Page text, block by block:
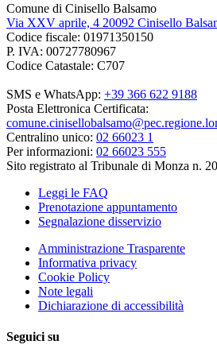
Comune di Cinisello Balsamo
Via XXV aprile, 4 20092 Cinisello
Codice fiscale: 01971350150
P. IVA: 00727780967
Codice Catastale: C707
SMS e WhatsApp: +39 366 622 9188
Posta Elettronica Certificata:
Centralino unico: 02 66023 1
Per informazioni: 02 66023 555
Sito registrato al Tribunale di Monza n.
Leggi le FAQ
Prenotazione appuntamento
Segnalazione disservizio
Amministrazione Trasparente
Informativa privacy
Cookie Policy
Note legali
Dichiarazione di accessibilità
Seguici su